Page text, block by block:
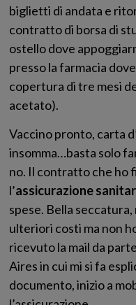
biglietti di andata e
contratto di borsa di
ostello dove
presso la farmacia
copertura di tre mesi
acetato).
Vaccino pronto, carta
insomma…basta solo
no. Il contratto che ho
l’assicurazione
spese. Bella
ulteriori costi ma non
ricevuto la mail da
Aires in cui mi si fa
documento, inizio a